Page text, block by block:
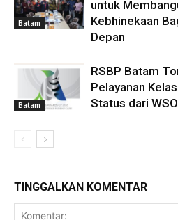
Batam
untuk
Kebhinekaan
Depan
Batam
RSBP Batam
Pelayanan
Status dari WSO
TINGGALKAN KOMENTAR